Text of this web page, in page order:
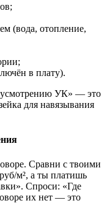
(вода, отопление,
в плату).
усмотрению УК» — это
для навязывания
Сравни с твоими
м², а ты платишь
Спроси: «Где
их нет — это